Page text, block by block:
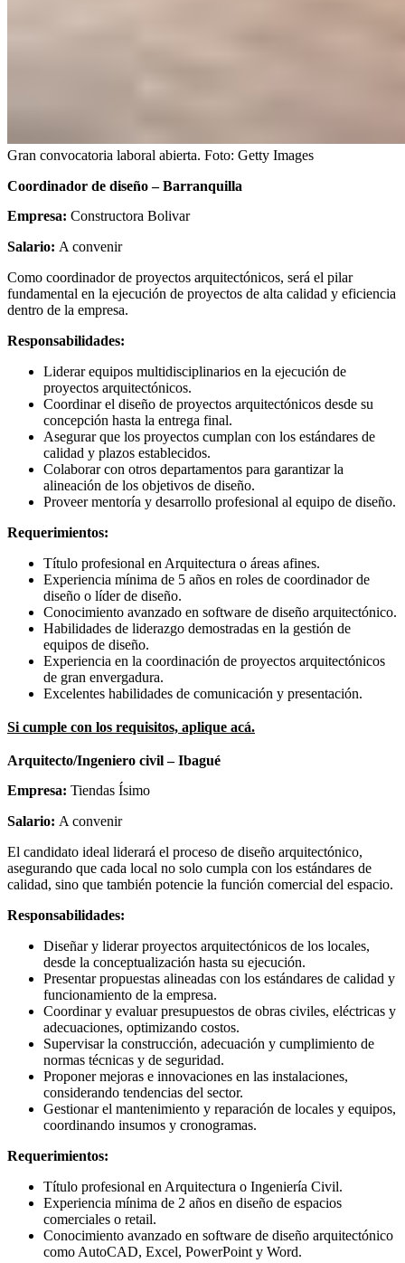
Gran convocatoria laboral abierta. Foto: Getty Images
Coordinador de diseño – Barranquilla
Empresa: Constructora Bolivar
Salario: A convenir
Como coordinador de proyectos arquitectónicos, será el pilar
fundamental en la ejecución de proyectos de alta calidad y eficiencia
dentro de la empresa.
Responsabilidades:
Liderar equipos multidisciplinarios en la ejecución de
proyectos arquitectónicos.
Coordinar el diseño de proyectos arquitectónicos desde su
concepción hasta la entrega final.
Asegurar que los proyectos cumplan con los estándares de
calidad y plazos establecidos.
Colaborar con otros departamentos para garantizar la
alineación de los objetivos de diseño.
Proveer mentoría y desarrollo profesional al equipo de diseño.
Requerimientos:
Título profesional en Arquitectura o áreas afines.
Experiencia mínima de 5 años en roles de coordinador de
diseño o líder de diseño.
Conocimiento avanzado en software de diseño arquitectónico.
Habilidades de liderazgo demostradas en la gestión de
equipos de diseño.
Experiencia en la coordinación de proyectos arquitectónicos
de gran envergadura.
Excelentes habilidades de comunicación y presentación.
Si cumple con los requisitos, aplique acá.
Arquitecto/Ingeniero civil – Ibagué
Empresa: Tiendas Ísimo
Salario: A convenir
El candidato ideal liderará el proceso de diseño arquitectónico,
asegurando que cada local no solo cumpla con los estándares de
calidad, sino que también potencie la función comercial del espacio.
Responsabilidades:
Diseñar y liderar proyectos arquitectónicos de los locales,
desde la conceptualización hasta su ejecución.
Presentar propuestas alineadas con los estándares de calidad y
funcionamiento de la empresa.
Coordinar y evaluar presupuestos de obras civiles, eléctricas y
adecuaciones, optimizando costos.
Supervisar la construcción, adecuación y cumplimiento de
normas técnicas y de seguridad.
Proponer mejoras e innovaciones en las instalaciones,
considerando tendencias del sector.
Gestionar el mantenimiento y reparación de locales y equipos,
coordinando insumos y cronogramas.
Requerimientos:
Título profesional en Arquitectura o Ingeniería Civil.
Experiencia mínima de 2 años en diseño de espacios
comerciales o retail.
Conocimiento avanzado en software de diseño arquitectónico
como AutoCAD, Excel, PowerPoint y Word.